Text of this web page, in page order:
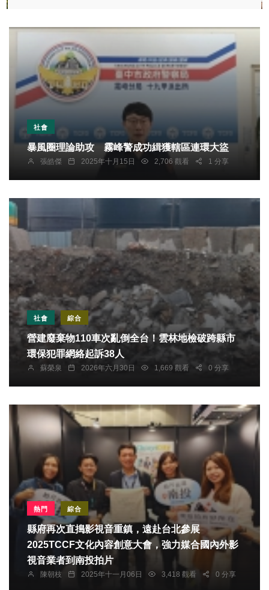
社會
暴風圈理論助攻 霧峰警成功緝獲轄區連環大盜
張皓傑 2025年十月15日 2,706 觀看 1 分享
社會 綜合
營建廢棄物110車次亂倒全台！雲林地檢破跨縣市
環保犯罪網絡起訴38人
蘇榮泉 2026年六月30日 1,669 觀看 0 分享
熱門 綜合
縣府再次直搗影視音重鎮，遠赴台北參展
2025TCCF文化內容創意大會，強力媒合國內外影
視音業者到南投拍片
陳朝枝 2025年十一月06日 3,418 觀看 0 分享